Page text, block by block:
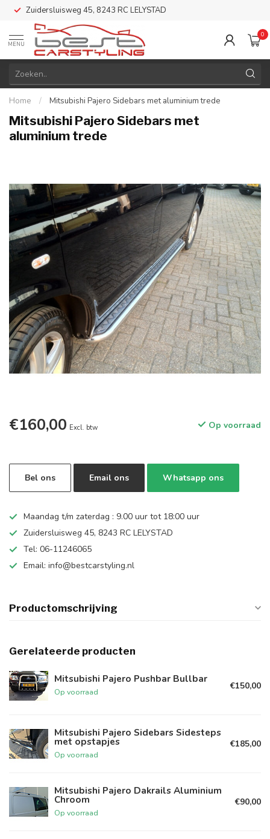
Zuidersluisweg 45, 8243 RC LELYSTAD
MENU
0
Home / Mitsubishi Pajero Sidebars met aluminium trede
Mitsubishi Pajero Sidebars met
aluminium trede
€160,00 Excl. btw Op voorraad
Bel ons Email ons Whatsapp ons
Maandag t/m zaterdag : 9.00 uur tot 18:00 uur
Zuidersluisweg 45, 8243 RC LELYSTAD
Tel: 06-11246065
Email: info@bestcarstyling.nl
Productomschrijving
Gerelateerde producten
Mitsubishi Pajero Pushbar Bullbar
Op voorraad
€150,00
Mitsubishi Pajero Sidebars Sidesteps
met opstapjes
Op voorraad
€185,00
Mitsubishi Pajero Dakrails Aluminium
Chroom
Op voorraad
€90,00